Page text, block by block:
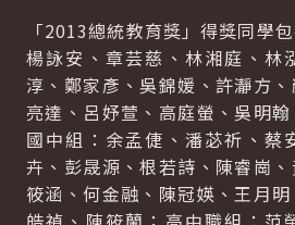
「2013總統教育獎」得獎同學
楊詠安、章芸慈、林湘庭、林
淳、鄭家彥、吳錦媛、許瀞方
亮達、呂妤萱、高庭螢、吳明
國中組：余孟倢、潘苾祈、蔡
卉、彭晟源、根若詩、陳睿崗
筱涵、何金融、陳冠媖、王月